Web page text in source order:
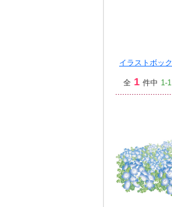
イラストボッ
全 1 件中 1-1